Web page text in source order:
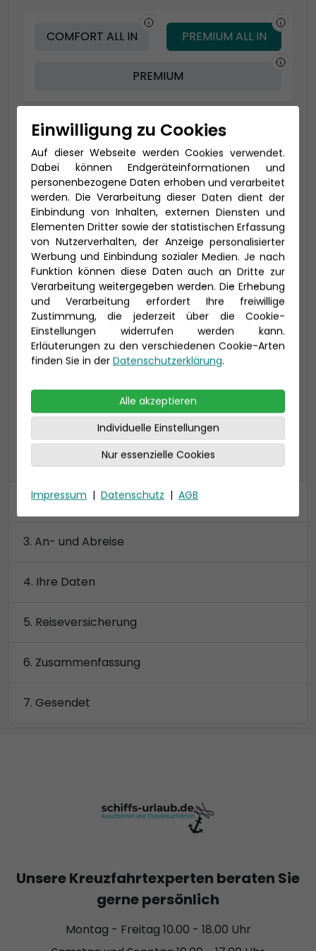
COMFORT ALL IN PREMIUM ALL IN
PREMIUM
-200 € - Frühbucher
2-Bett Suite (SC)
51-55 qm (bis zu 4 Personen) inklusive
privatem Sonnendeck
Badezimmer mit Dusche und/oder Wanne
Preis 25.800 €
alle Kategorien anzeigen
Kabine
An- und Abreise
Ihre Daten
Reiseversicherung
Zusammenfassung
Gesendet
Einwilligung zu Cookies
Auf dieser Webseite werden Cookies verwendet.
Dabei können Endgeräteinformationen und
personenbezogene Daten erhoben und verarbeitet
werden. Die Verarbeitung dieser Daten dient der
Einbindung von Inhalten, externen Diensten und
Elementen Dritter sowie der statistischen Erfassung
von Nutzerverhalten, der Anzeige personalisierter
Werbung und Einbindung sozialer Medien. Je nach
Funktion können diese Daten auch an Dritte zur
Verarbeitung weitergegeben werden. Die Erhebung
und Verarbeitung erfordert Ihre freiwillige
Zustimmung, die jederzeit über die Cookie-
Einstellungen widerrufen werden kann.
Erläuterungen zu den verschiedenen Cookie-Arten
finden Sie in der Datenschutzerklärung.
Alle akzeptieren
Individuelle Einstellungen
Nur essenzielle Cookies
Impressum | Datenschutz | AGB
Unsere Kreuzfahrtexperten beraten Sie
gerne persönlich
Montag - Freitag 10.00 - 18.00 Uhr